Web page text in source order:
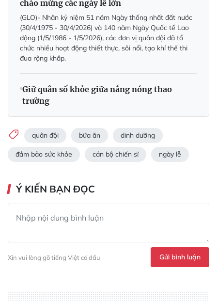
chào mừng các ngày lễ lớn
(GLO)- Nhân kỷ niệm 51 năm Ngày thống nhất đất nước
(30/4/1975 - 30/4/2026) và 140 năm Ngày Quốc tế Lao
động (1/5/1986 - 1/5/2026), các đơn vị quân đội đã tổ
chức nhiều hoạt động thiết thực, sôi nổi, tạo khí thế thi
đua rộng khắp.
Giữ quân số khỏe giữa nắng nóng thao
trường
quân đội bữa ăn dinh dưỡng
đảm bảo sức khỏe cán bộ chiến sĩ ngày lễ
Ý KIẾN BẠN ĐỌC
Xin vui lòng gõ tiếng Việt có dấu Gửi bình luận